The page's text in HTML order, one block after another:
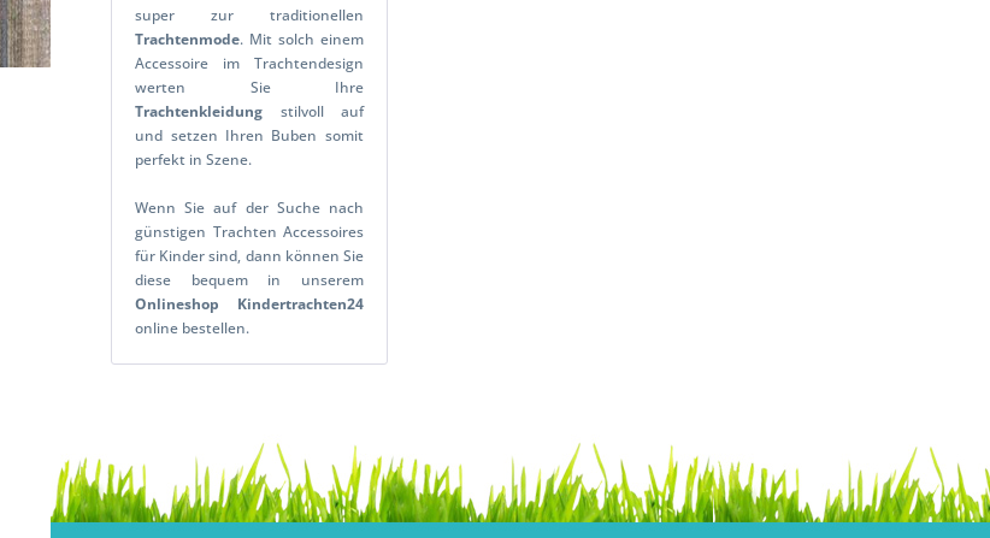
super zur traditionellen
Trachtenmode. Mit solch einem
Accessoire im Trachtendesign
werten Sie Ihre
Trachtenkleidung stilvoll auf
und setzen Ihren Buben somit
perfekt in Szene.
Wenn Sie auf der Suche nach
günstigen Trachten Accessoires
für Kinder sind, dann können Sie
diese bequem in unserem
Onlineshop
Kindertrachten24
online bestellen.